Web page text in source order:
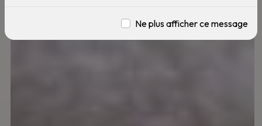
Ne plus afficher ce message